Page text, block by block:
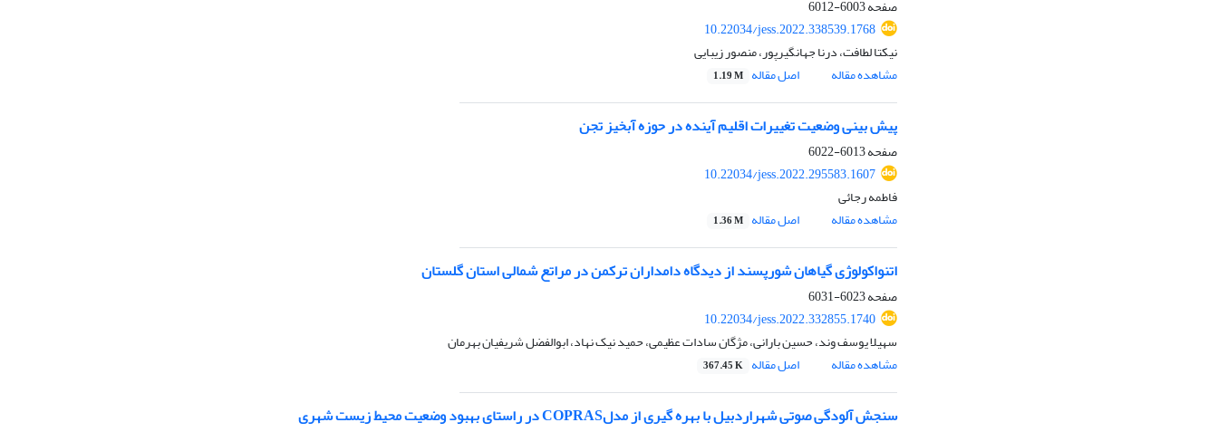
صفحه6003-6012
10.22034/jess.2022.338539.1768
نیکتا لطافت، درنا جهانگیرپور، منصور زیبایی
مشاهده مقاله
اصل مقاله 1.19 M
پیش بینی وضعیت تغییرات اقلیم آینده در حوزه آبخیز تجن
صفحه6013-6022
10.22034/jess.2022.295583.1607
فاطمه رجائی
مشاهده مقاله
اصل مقاله 1.36 M
اتنواکولوژی گیاهان شورپسند از دیدگاه دامداران ترکمن در مراتع شمالی استان گلستان
صفحه6023-6031
10.22034/jess.2022.332855.1740
سهیلا یوسف وند، حسین بارانی، مژگان سادات عظیمی، حمید نیک نهاد، ابوالفضل شریفیان بهرمان
مشاهده مقاله
اصل مقاله 367.45 K
سنجش آلودگی صوتی شهراردبیل با بهره گیری از مدلCOPRAS در راستای بهبود وضعیت محیط زیست شهری